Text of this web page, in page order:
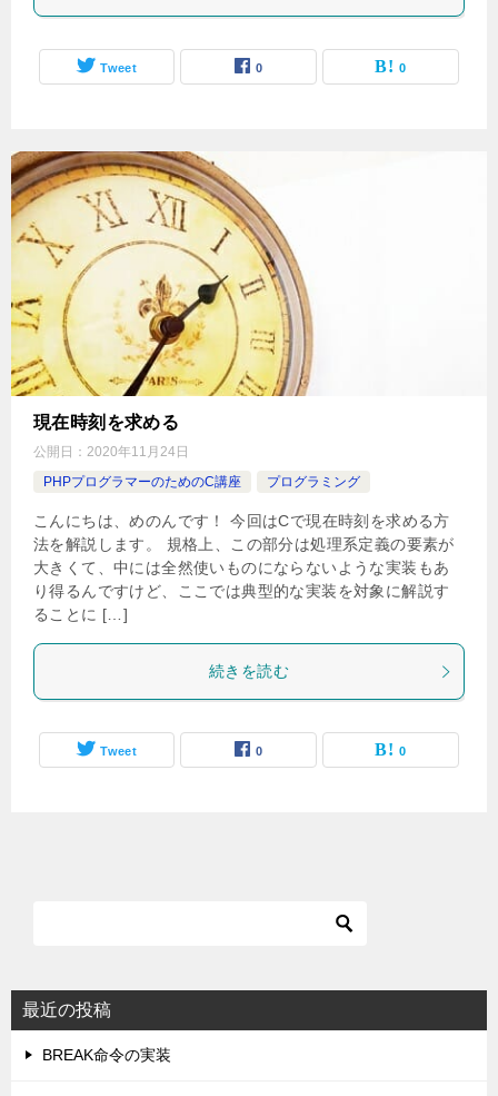
Tweet 0 0
現在時刻を求める
公開日： 2020年11月24日
PHPプログラマーのためのC講座
プログラミング
こんにちは、めのんです！ 今回はCで現在時刻を求める方
法を解説します。 規格上、この部分は処理系定義の要素が
大きくて、中には全然使いものにならないような実装もあ
り得るんですけど、ここでは典型的な実装を対象に解説す
ることに […]
続きを読む
Tweet 0 0
最近の投稿
BREAK命令の実装